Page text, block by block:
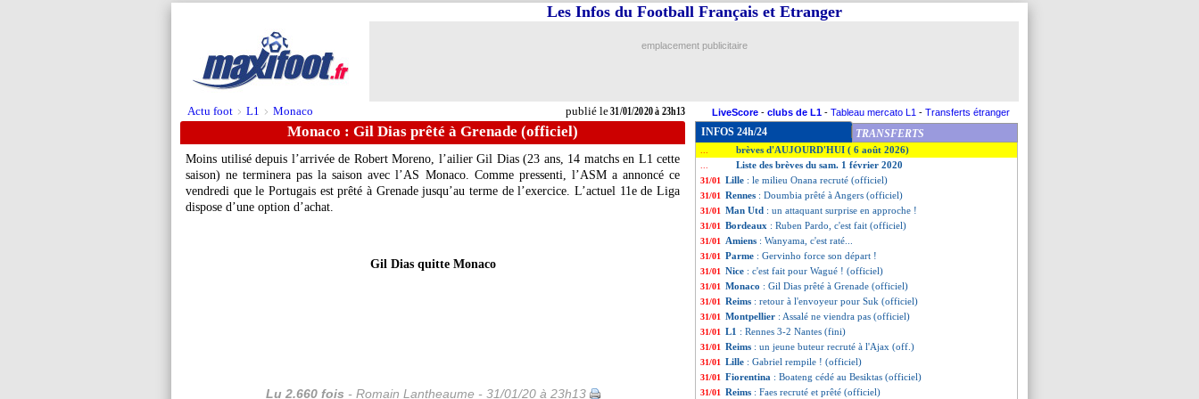
Actu foot > L1 > Monaco publié le31/01/2020 à 23h13
Les Infos du Football Français et Etranger
emplacement publicitaire
LiveScore - clubs de L1 - Tableau mercato L1 - Transferts étranger
Monaco : Gil Dias prêté à Grenade (officiel)
Moins utilisé depuis l’arrivée de Robert Moreno, l’ailier Gil Dias(23 ans, 14 matchs en L1 cette
saison) ne terminera pas la saison avec l’AS Monaco. Comme pressenti, l’ASM a annoncé ce
vendredi que le Portugais est prêté à Grenade jusqu’au terme de l’exercice. L’actuel 11e de Liga
dispose d’une option d’achat.
Gil Dias quitte Monaco
Lu 2.660 fois - Romain Lantheaume - 31/01/20 à 23h13
INFOS 24h/24 TRANSFERTS
brèves d'AUJOURD'HUI ( 6 août 2026)
Liste des brèves du sam. 1 février 2020
31/01 Lille : le milieu Onana recruté (officiel)
31/01 Rennes : Doumbia prêté à Angers (officiel)
31/01 Man Utd : un attaquant surprise en approche !
31/01 Bordeaux : Ruben Pardo, c'est fait (officiel)
31/01 Amiens : Wanyama, c'est raté...
31/01 Parme : Gervinho force son départ !
31/01 Nice : c'est fait pour Wagué ! (officiel)
31/01 Monaco : Gil Dias prêté à Grenade (officiel)
31/01 Reims : retour à l'envoyeur pour Suk (officiel)
31/01 Montpellier : Assalé ne viendra pas (officiel)
31/01 L1 : Rennes 3-2 Nantes (fini)
31/01 Reims : un jeune buteur recruté à l'Ajax (off.)
31/01 Lille : Gabriel rempile ! (officiel)
31/01 Fiorentina : Boateng cédé au Besiktas (officiel)
31/01 Reims : Faes recruté et prêté (officiel)